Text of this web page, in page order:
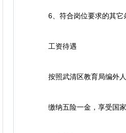
6、符合岗位要求的其它
工资待遇
按照武清区教育局编外人
缴纳五险一金，享受国家